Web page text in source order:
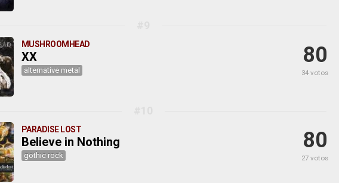
80
34 votos
MUSHROOMHEAD
XX
alternative metal
80
27 votos
PARADISE LOST
Believe in Nothing
gothic rock